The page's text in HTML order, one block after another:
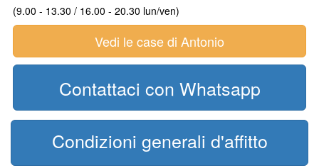
(9.00 - 13.30 / 16.00 - 20.30 lun/ven)
Vedi le case di Antonio
Contattaci con Whatsapp
Condizioni generali d'affitto